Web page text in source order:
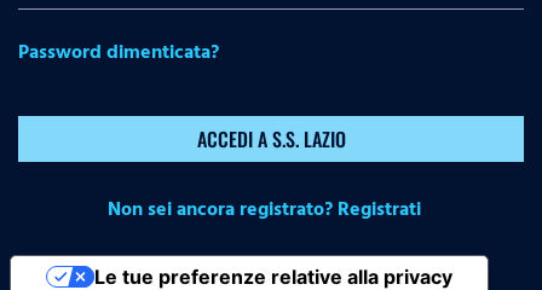
Password dimenticata?
ACCEDI A S.S. LAZIO
Non sei ancora registrato? Registrati
Le tue preferenze relative alla privacy